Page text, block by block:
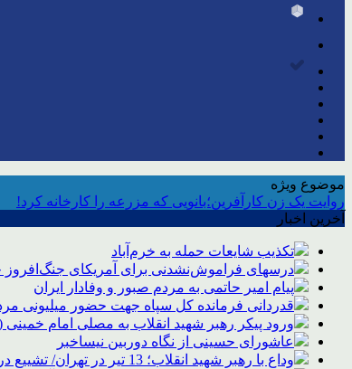
موضوع ویژه
روایت یک زن کارآفرین؛بانویی که مزرعه را کارخانه کرد!
آخرین اخبار
تکذیب شایعات حمله به خرم‌آباد
درسهای فراموش‌نشدنی برای آمریکای جنگ‌افروز
پیام امیر حاتمی به مردم صبور و وفادار ایران
قدردانی فرمانده کل سپاه جهت حضور میلیونی
ورود پیکر رهبر شهید انقلاب به مصلی امام خمینی
عاشورای حسینی از نگاه دوربین نیساخبر
وداع با رهبر شهید انقلاب؛ 13 تیر در تهران/ تشییع در قم و تدفین در مشهد